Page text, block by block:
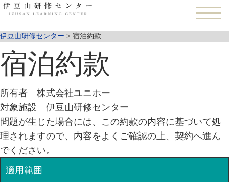
伊豆山研修センター > 宿泊約款
宿泊約款
所有者 株式会社ユニホー
対象施設 伊豆山研修センター
問題が生じた場合には、この約款の内容に基づいて処
理されますので、内容をよくご確認の上、契約へ進ん
でください。
適用範囲